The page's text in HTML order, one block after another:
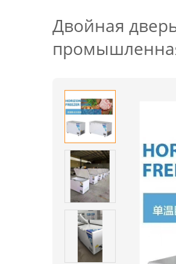
Двойная